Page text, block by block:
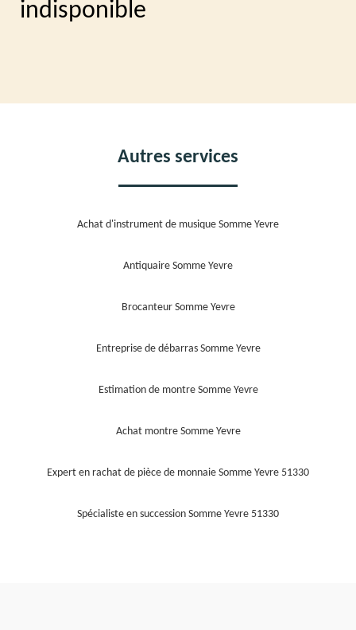
indisponible
Autres services
Achat d'instrument de musique Somme Yevre
Antiquaire Somme Yevre
Brocanteur Somme Yevre
Entreprise de débarras Somme Yevre
Estimation de montre Somme Yevre
Achat montre Somme Yevre
Expert en rachat de pièce de monnaie Somme Yevre 51330
Spécialiste en succession Somme Yevre 51330